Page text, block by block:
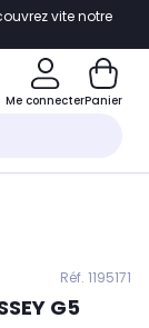
vite notre
Me connecterPanier
Réf. 1195171
G5